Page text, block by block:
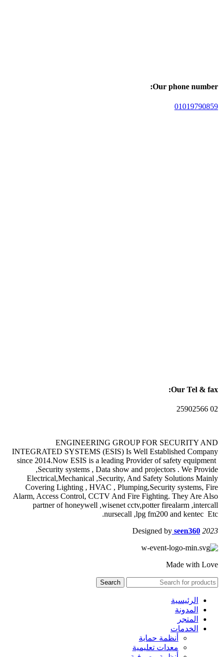
Our phone number:
01019790859
Our Tel & fax:
02 25902566
ENGINEERING GROUP FOR SECURITY AND
INTEGRATED SYSTEMS (ESIS) Is Well Established Company
since 2014.Now ESIS is a leading Provider of safety equipment
,Security systems , Data show and projectors . We Provide
Electrical,Mechanical ,Security, And Safety Solutions Mainly
Covering Lighting , HVAC , Plumping,Security systems, Fire
Alarm, Access Control, CCTV And Fire Fighting. They Are Also
partner of honeywell ,wisenet cctv,potter firealarm ,intercall
nursecall ,lpg fm200 and kentec Etc.
Designed by seen360 2023
Made with Love
Search
الرئيسية
المدونة
المتجر
الخدمات
أنظمة حماية
معدات تعليمية